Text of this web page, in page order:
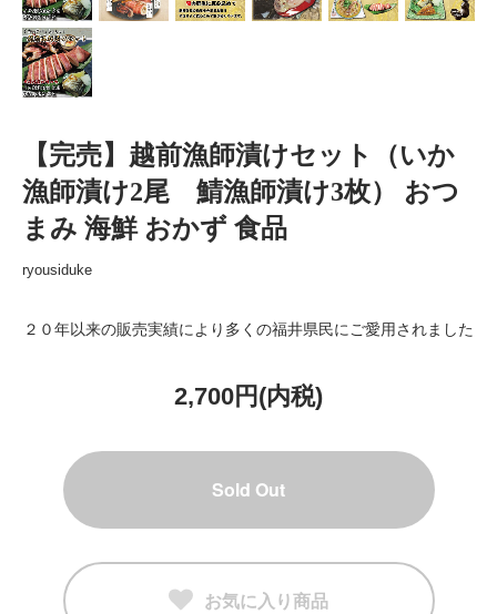
【完売】越前漁師漬けセット（いか
漁師漬け2尾 鯖漁師漬け3枚） おつ
まみ 海鮮 おかず 食品
ryousiduke
２０年以来の販売実績により多くの福井県民にご愛用されました
2,700円(内税)
Sold Out
お気に入り商品